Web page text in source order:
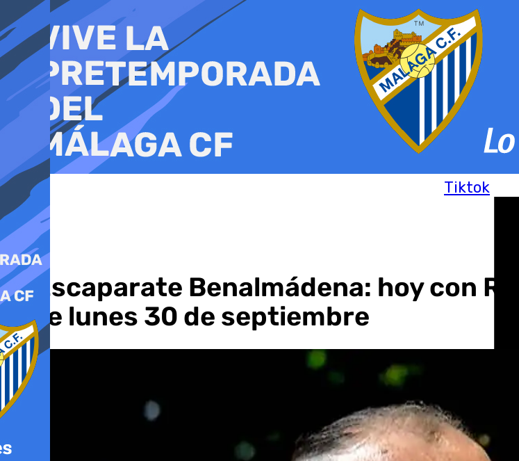
al
contenido
Tiktok
El Escaparate Benalmádena: hoy con
este lunes 30 de septiembre